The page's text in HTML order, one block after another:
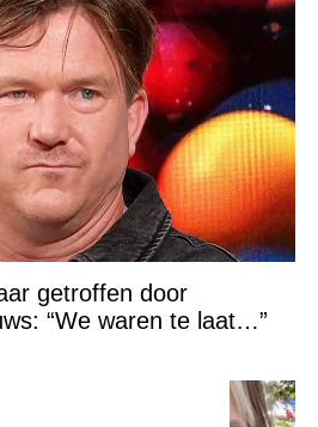
getroffen door
“We waren te laat…”